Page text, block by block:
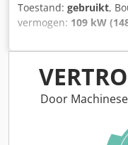
Toestand: gebruikt,
vermogen: 109 kW
airconditioning,
gewicht: 5.868 kg
Hoogte: 2.997 mm
vermogen: 105,9 kW,
Aantal cilinders: 6
51,3
Door